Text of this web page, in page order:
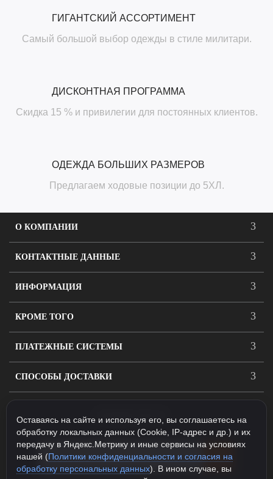
ГИГАНТСКИЙ АССОРТИМЕНТ
Самый большой выбор одежды в стиле милитари.
ДИСКОНТНАЯ ПРОГРАММА
Скидка 15 % и привилегии для постоянных клиентов.
ОДЕЖДА БОЛЬШИХ РАЗМЕРОВ
Предлагаем ходовые позиции до 5ХЛ.
О КОМПАНИИ
КОНТАКТНЫЕ ДАННЫЕ
ИНФОРМАЦИЯ
КРОМЕ ТОГО
ПЛАТЕЖНЫЕ СИСТЕМЫ
СПОСОБЫ ДОСТАВКИ
Оставаясь на сайте и используя его, вы соглашаетесь на
обработку локальных данных (Cookie, IP-адрес и др.) и их
передачу в Яндекс.Метрику и иные сервисы на условиях
нашей (Политики конфиденциальности и согласия на
обработку персональных данных). В ином случае, вы